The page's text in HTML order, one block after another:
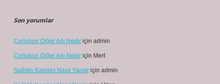
Son yorumlar
Çorlunun Diğer Adı Nedir için admin
Çorlunun Diğer Adı Nedir için Mert
Sağlıklı Karides Nasıl Yapılır için admin